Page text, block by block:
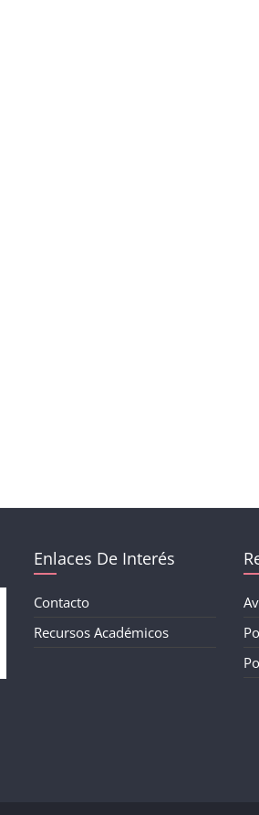
Enlaces De Interés
Contacto
Recursos Académicos